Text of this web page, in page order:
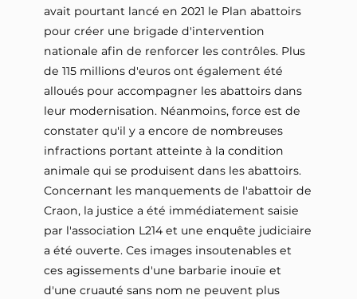
avait pourtant lancé en 2021 le Plan abattoirs
pour créer une brigade d'intervention
nationale afin de renforcer les contrôles. Plus
de 115 millions d'euros ont également été
alloués pour accompagner les abattoirs dans
leur modernisation. Néanmoins, force est de
constater qu'il y a encore de nombreuses
infractions portant atteinte à la condition
animale qui se produisent dans les abattoirs.
Concernant les manquements de l'abattoir de
Craon, la justice a été immédiatement saisie
par l'association L214 et une enquête judiciaire
a été ouverte. Ces images insoutenables et
ces agissements d'une barbarie inouïe et
d'une cruauté sans nom ne peuvent plus